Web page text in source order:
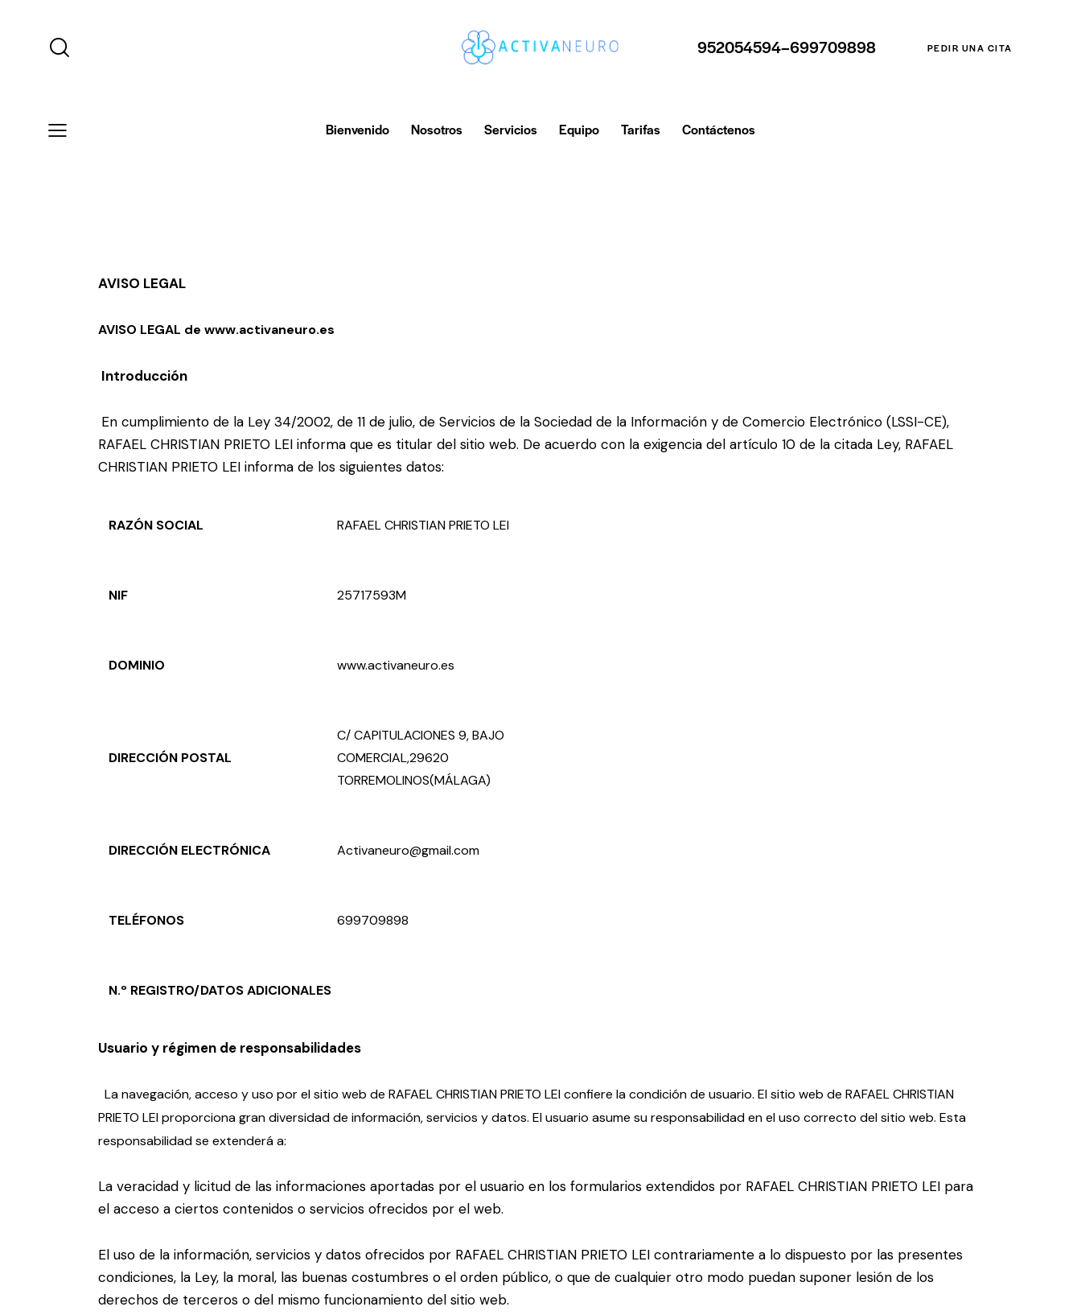
952054594–699709898 PEDIR UNA CITA
Bienvenido Nosotros Servicios Equipo Tarifas Contáctenos
AVISO LEGAL
AVISO LEGAL de www.activaneuro.es
Introducción
En cumplimiento de la Ley 34/2002, de 11 de julio, de Servicios de la Sociedad de la Información y de Comercio Electrónico (LSSI-CE),
RAFAEL CHRISTIAN PRIETO LEI informa que es titular del sitio web. De acuerdo con la exigencia del artículo 10 de la citada Ley, RAFAEL
CHRISTIAN PRIETO LEI informa de los siguientes datos:
RAZÓN SOCIAL RAFAEL CHRISTIAN PRIETO LEI
NIF 25717593M
DOMINIO www.activaneuro.es
DIRECCIÓN POSTAL
C/ CAPITULACIONES 9, BAJO
COMERCIAL,29620
TORREMOLINOS(MÁLAGA)
DIRECCIÓN ELECTRÓNICA Activaneuro@gmail.com
TELÉFONOS 699709898
N.º REGISTRO/DATOS ADICIONALES
Usuario y régimen de responsabilidades
La navegación, acceso y uso por el sitio web de RAFAEL CHRISTIAN PRIETO LEI confiere la condición de usuario. El sitio web de RAFAEL CHRISTIAN
PRIETO LEI proporciona gran diversidad de información, servicios y datos. El usuario asume su responsabilidad en el uso correcto del sitio web. Esta
responsabilidad se extenderá a:
La veracidad y licitud de las informaciones aportadas por el usuario en los formularios extendidos por RAFAEL CHRISTIAN PRIETO LEI para
el acceso a ciertos contenidos o servicios ofrecidos por el web.
El uso de la información, servicios y datos ofrecidos por RAFAEL CHRISTIAN PRIETO LEI contrariamente a lo dispuesto por las presentes
condiciones, la Ley, la moral, las buenas costumbres o el orden público, o que de cualquier otro modo puedan suponer lesión de los
derechos de terceros o del mismo funcionamiento del sitio web.